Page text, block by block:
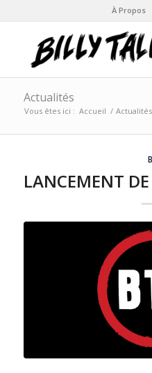
À Propos
Actualités
Vous êtes ici : Accueil / Actualités
LANCEMENT